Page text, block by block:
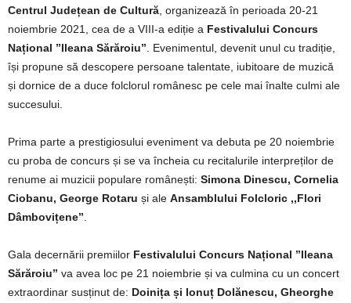
Centrul Județean de Cultură , organizează în perioada 20-21
noiembrie 2021, cea de a VIII-a ediție a Festivalului Concurs
Național ’’Ileana Sărăroiu’’ . Evenimentul, devenit unul cu tradiție,
își propune să descopere persoane talentate, iubitoare de muzică
și dornice de a duce folclorul românesc pe cele mai înalte culmi ale
succesului.
Prima parte a prestigiosului eveniment va debuta pe 20 noiembrie
cu proba de concurs și se va încheia cu recitalurile interpreților de
renume ai muzicii populare românești: Simona Dinescu, Cornelia
Ciobanu, George Rotaru și ale Ansamblului Folcloric ,,Flori
Dâmbovițene’’
Gala decernării premiilor Festivalului Concurs Național ’’Ileana
Sărăroiu’’ va avea loc pe 21 noiembrie și va culmina cu un concert
extraordinar susținut de: Doinița și Ionuț Dolănescu, Gheorghe